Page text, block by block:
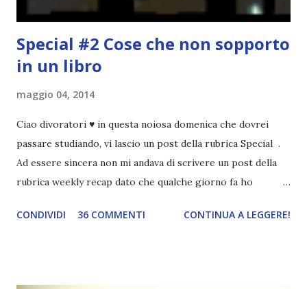
Special #2 Cose che non sopporto
in un libro
maggio 04, 2014
Ciao divoratori ♥ in questa noiosa domenica che dovrei
passare studiando, vi lascio un post della rubrica Special .
Ad essere sincera non mi andava di scrivere un post della
rubrica weekly recap dato che qualche giorno fa ho
troppo creare un nuovo banner xD Nella puntata di oggi vi
CONDIVIDI 36 COMMENTI CONTINUA A LEGGERE!